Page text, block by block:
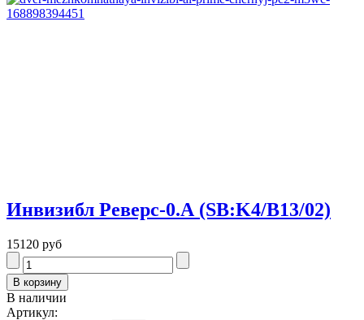
Инвизибл Реверс-0.А (SB:K4/В13/02)
15120 руб
В наличии
Артикул: